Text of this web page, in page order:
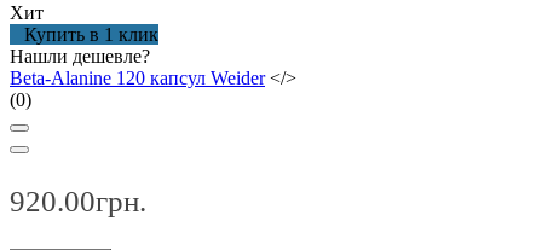
Хит
Купить в 1 клик
Нашли дешевле?
Beta-Alanine 120 капсул Weider</>
(0)
920.00грн.